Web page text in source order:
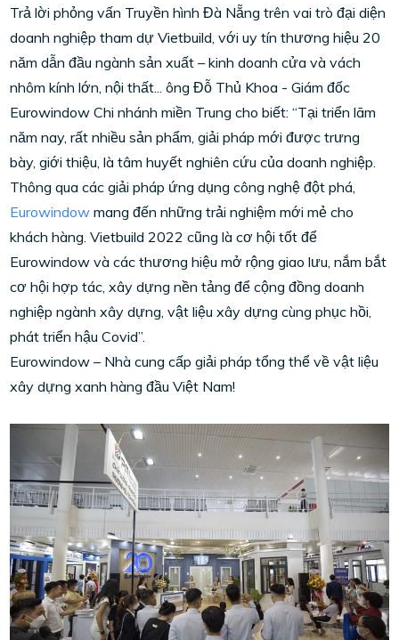
Trả lời phỏng vấn Truyền hình Đà Nẵng trên vai trò đại diện
doanh nghiệp tham dự Vietbuild, với uy tín thương hiệu 20
năm dẫn đầu ngành sản xuất – kinh doanh cửa và vách
nhôm kính lớn, nội thất... ông Đỗ Thủ Khoa - Giám đốc
Eurowindow Chi nhánh miền Trung cho biết: “Tại triển lãm
năm nay, rất nhiều sản phẩm, giải pháp mới được trưng
bày, giới thiệu, là tâm huyết nghiên cứu của doanh nghiệp.
Thông qua các giải pháp ứng dụng công nghệ đột phá,
Eurowindow mang đến những trải nghiệm mới mẻ cho
khách hàng. Vietbuild 2022 cũng là cơ hội tốt để
Eurowindow và các thương hiệu mở rộng giao lưu, nắm bắt
cơ hội hợp tác, xây dựng nền tảng để cộng đồng doanh
nghiệp ngành xây dựng, vật liệu xây dựng cùng phục hồi,
phát triển hậu Covid”.
Eurowindow – Nhà cung cấp giải pháp tổng thể về vật liệu
xây dựng xanh hàng đầu Việt Nam!